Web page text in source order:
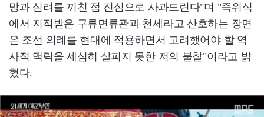
망과 심려를 끼친 점 진심으로 사과드린다"며 "즉위식
에서 지적받은 구류면류관과 천세라고 산호하는 장면
은 조선 의례를 현대에 적용하면서 고려했어야 할 역
사적 맥락을 세심히 살피지 못한 저의 불찰"이라고 밝
혔다.